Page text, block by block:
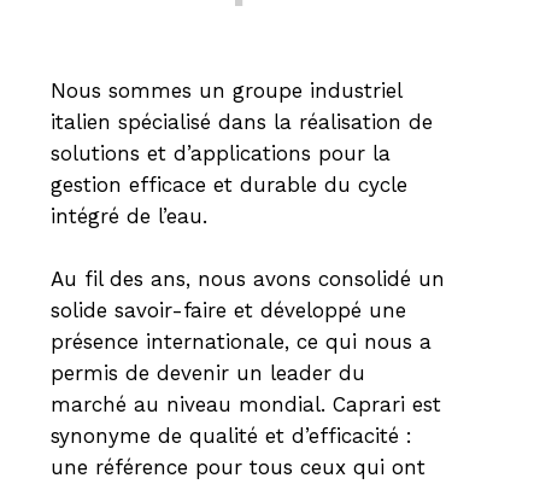
Nous sommes un groupe industriel
italien spécialisé dans la réalisation de
solutions et d’applications pour la
gestion efficace et durable du cycle
intégré de l’eau.
Au fil des ans, nous avons consolidé un
solide savoir-faire et développé une
présence internationale, ce qui nous a
permis de devenir un leader du
marché au niveau mondial. Caprari est
synonyme de qualité et d’efficacité :
une référence pour tous ceux qui ont